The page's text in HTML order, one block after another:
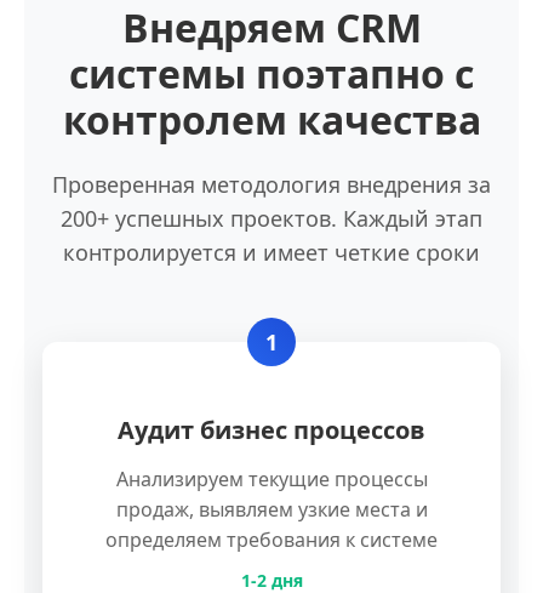
Внедряем CRM
системы поэтапно с
контролем качества
Проверенная методология внедрения за
200+ успешных проектов. Каждый этап
контролируется и имеет четкие сроки
1
Аудит бизнес процессов
Анализируем текущие процессы
продаж, выявляем узкие места и
определяем требования к системе
1-2 дня